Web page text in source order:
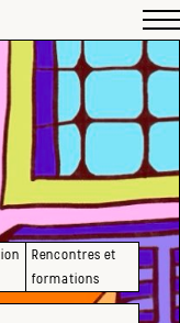
Rencontres et
formations